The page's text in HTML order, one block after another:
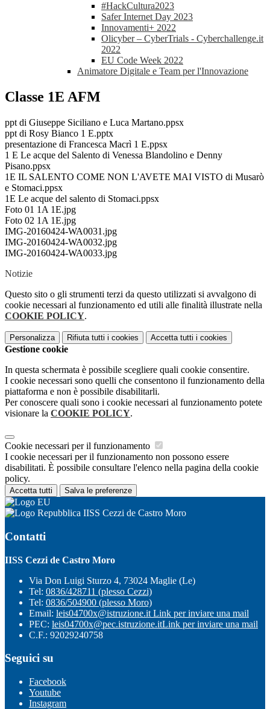
#HackCultura2023
Safer Internet Day 2023
Innovamenti+ 2022
Olicyber – CyberTrials - Cyberchallenge.it
2022
EU Code Week 2022
Animatore Digitale e Team per l'Innovazione
Classe 1E AFM
ppt di Giuseppe Siciliano e Luca Martano.ppsx
ppt di Rosy Bianco 1 E.pptx
presentazione di Francesca Macrì 1 E.ppsx
1 E Le acque del Salento di Venessa Blandolino e Denny
Pisano.ppsx
1E IL SALENTO COME NON L'AVETE MAI VISTO di Musarò
e Stomaci.ppsx
1E Le acque del salento di Stomaci.ppsx
Foto 01 1A 1E.jpg
Foto 02 1A 1E.jpg
IMG-20160424-WA0031.jpg
IMG-20160424-WA0032.jpg
IMG-20160424-WA0033.jpg
Notizie
Questo sito o gli strumenti terzi da questo utilizzati si avvalgono di
cookie necessari al funzionamento ed utili alle finalità illustrate nella
COOKIE POLICY.
Personalizza Rifiuta tutti i cookies Accetta tutti i cookies
Gestione cookie
In questa schermata è possibile scegliere quali cookie consentire.
I cookie necessari sono quelli che consentono il funzionamento della
piattaforma e non è possibile disabilitarli.
Per conoscere quali sono i cookie necessari al funzionamento potete
visionare la COOKIE POLICY.
Cookie necessari per il funzionamento
I cookie necessari per il funzionamento non possono essere
disabilitati. È possibile consultare l'elenco nella pagina della cookie
policy.
Accetta tutti Salva le preferenze
IISS Cezzi de Castro Moro
Contatti
IISS Cezzi de Castro Moro
Via Don Luigi Sturzo 4, 73024 Maglie (Le)
Tel: 0836/428711 (plesso Cezzi)
Tel: 0836/504900 (plesso Moro)
Email: leis04700x@istruzione.it Link per inviare una mail
PEC: leis04700x@pec.istruzione.itLink per inviare una mail
C.F.: 92029240758
Seguici su
Facebook
Youtube
Instagram